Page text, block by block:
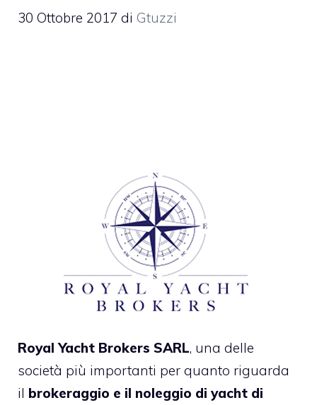
30 Ottobre 2017 di Gtuzzi
Royal Yacht Brokers SARL, una delle
società più importanti per quanto riguarda
il brokeraggio e il noleggio di yacht di